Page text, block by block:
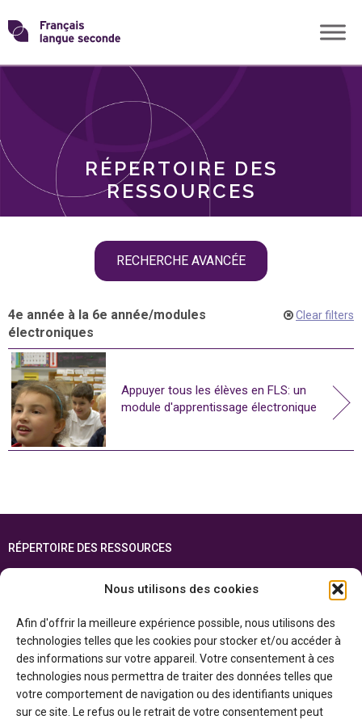
Nous utilisons des cookies
Afin d'offrir la meilleure expérience possible, nous utilisons des
technologies telles que les cookies pour stocker et/ou accéder à
des informations sur votre appareil. Votre consentement à ces
technologies nous permettra de traiter des données telles que
votre comportement de navigation ou des identifiants uniques
sur ce site. Le refus ou le retrait de votre consentement peut
Skip
toTransformons
langue
RÉPERTOIRE DES
RESSOURCES
RECHERCHE AVANCÉE
THÈMES
4e année à la 6e année/modules
électroniques
Clear filters
Appuyer tous les élèves en FLS: un
module d'apprentissage électronique
RÉPERTOIRE DES RESSOURCES
ENGLISH
Cette ressource est réalisée grâce au soutien financier du gouvernement de
l’Ontario et du gouvernement duCanada par l’entremise du ministère du
Patrimoine canadien